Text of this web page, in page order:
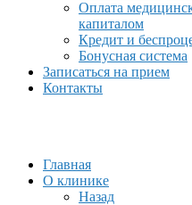
Оплата
капиталом
Кредит и
Бонусная система
Записаться на прием
Контакты
Главная
О клинике
Назад